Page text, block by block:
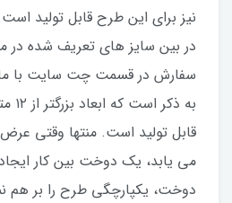
نیز برای این طرح قابل تولید
در بین سایز های تعریف شده در
سفارش در قسمت چت سایت با ما
به
قابل تولید است. منتها وقتی
می یابد، یک دوخت بین کار
دوخت، یکپارچگی طرح را بر هم